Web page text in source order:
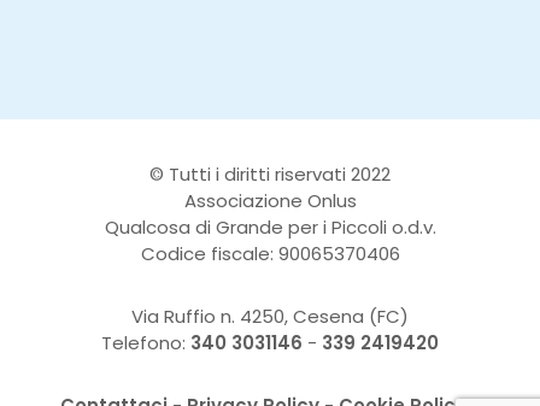
© Tutti i diritti riservati 2022
Associazione Onlus
Qualcosa di Grande per i Piccoli o.d.v.
Codice fiscale: 90065370406
Via Ruffio n. 4250, Cesena (FC)
Telefono: 340 3031146 - 339 2419420